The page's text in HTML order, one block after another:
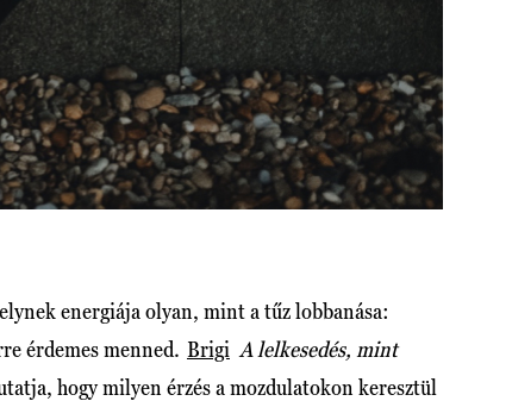
energiája olyan, mint a tűz lobbanása:
érdemes menned. Brigi A lelkesedés, mint
hogy milyen érzés a mozdulatokon keresztül